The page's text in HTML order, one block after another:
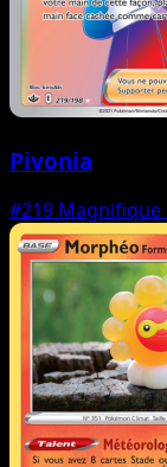
Pivonia
#219 Magnifique